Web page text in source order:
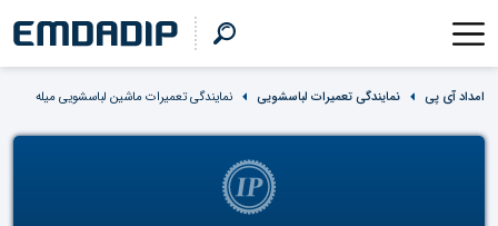
امداد آی پی نمایندگی تعمیرات لباسشویی نمایندگی تعمیرات ماشین لباسشویی میله